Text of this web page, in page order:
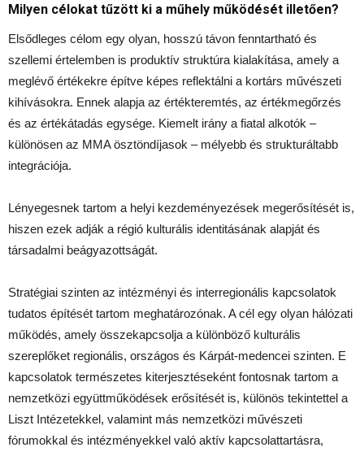
Milyen célokat tűzött ki a műhely működését illetően?
Elsődleges célom egy olyan, hosszú távon fenntartható és
szellemi értelemben is produktív struktúra kialakítása, amely a
meglévő értékekre építve képes reflektálni a kortárs művészeti
kihívásokra. Ennek alapja az értékteremtés, az értékmegőrzés
és az értékátadás egysége. Kiemelt irány a fiatal alkotók –
különösen az MMA ösztöndíjasok – mélyebb és strukturáltabb
integrációja.
Lényegesnek tartom a helyi kezdeményezések megerősítését is,
hiszen ezek adják a régió kulturális identitásának alapját és
társadalmi beágyazottságát.
Stratégiai szinten az intézményi és interregionális kapcsolatok
tudatos építését tartom meghatározónak. A cél egy olyan hálózati
működés, amely összekapcsolja a különböző kulturális
szereplőket regionális, országos és Kárpát-medencei szinten. E
kapcsolatok természetes kiterjesztéseként fontosnak tartom a
nemzetközi együttműködések erősítését is, különös tekintettel a
Liszt Intézetekkel, valamint más nemzetközi művészeti
fórumokkal és intézményekkel való aktív kapcsolattartásra,